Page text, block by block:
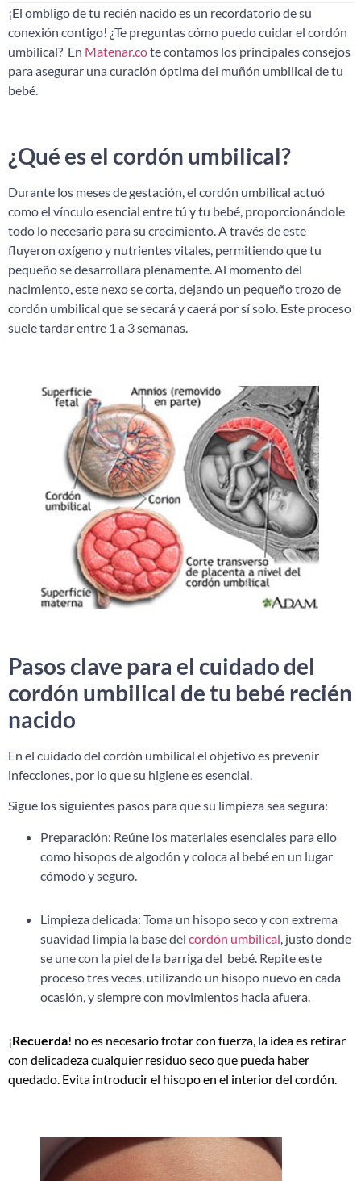
¡El ombligo de tu recién nacido es un recordatorio de su
conexión contigo! ¿Te preguntas cómo puedo cuidar el cordón
umbilical? En Matenar.cote contamos los principales consejos
para asegurar una curación óptima del muñón umbilical de tu
bebé.
¿Qué es el cordón umbilical?
Durante los meses de gestación, el cordón umbilical actuó
como el vínculo esencial entre tú y tu bebé, proporcionándole
todo lo necesario para su crecimiento. A través de este
fluyeron oxígeno y nutrientes vitales, permitiendo que tu
pequeño se desarrollara plenamente. Al momento del
nacimiento, este nexo se corta, dejando un pequeño trozo de
cordón umbilical que se secará y caerá por sí solo. Este proceso
suele tardar entre 1 a 3 semanas.
Pasos clave para el cuidado del
cordón umbilical de tu bebé recién
nacido
En el cuidado del cordón umbilical el objetivo es prevenir
infecciones, por lo que su higiene es esencial.
Sigue los siguientes pasos para que su limpieza sea segura:
Preparación: Reúne los materiales esenciales para ello
como hisopos de algodón y coloca al bebé en un lugar
cómodo y seguro.
Limpieza delicada: Toma un hisopo seco y con extrema
suavidad limpia la base del cordón umbilical , justo donde
se une con la piel de la barriga del bebé. Repite este
proceso tres veces, utilizando un hisopo nuevo en cada
ocasión, y siempre con movimientos hacia afuera.
¡Recuerda! no es necesario frotar con fuerza, la idea es retirar
con delicadeza cualquier residuo seco que pueda haber
quedado. Evita introducir el hisopo en el interior del cordón.